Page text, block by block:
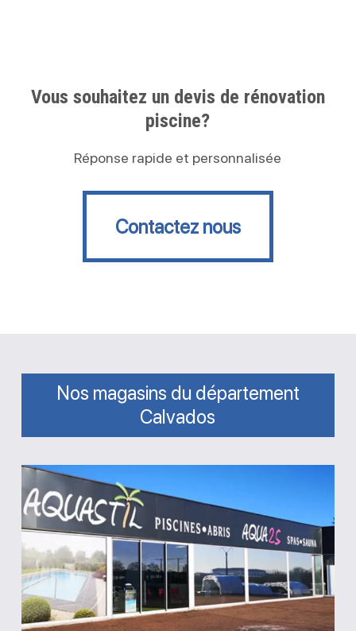
Vous souhaitez un devis de rénovation
piscine?
Réponse rapide et personnalisée
Contactez nous
Contactez nous
Nos magasins du département
Calvados
Aquastil
Piscines
Aqua2S
Bayeux